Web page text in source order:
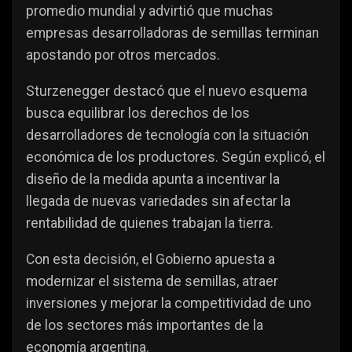
promedio mundial y advirtió que muchas
empresas desarrolladoras de semillas terminan
apostando por otros mercados.
Sturzenegger destacó que el nuevo esquema
busca equilibrar los derechos de los
desarrolladores de tecnología con la situación
económica de los productores. Según explicó, el
diseño de la medida apunta a incentivar la
llegada de nuevas variedades sin afectar la
rentabilidad de quienes trabajan la tierra.
Con esta decisión, el Gobierno apuesta a
modernizar el sistema de semillas, atraer
inversiones y mejorar la competitividad de uno
de los sectores más importantes de la
economía argentina.